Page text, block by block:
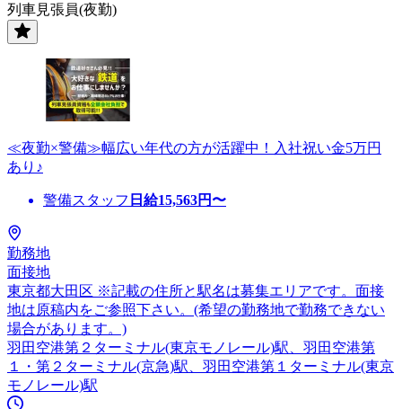
列車見張員(夜勤)
≪夜勤×警備≫幅広い年代の方が活躍中！入社祝い金5万円
あり♪
警備スタッフ 日給15,563円〜
勤務地
面接地
東京都大田区 ※記載の住所と駅名は募集エリアです。面接
地は原稿内をご参照下さい。(希望の勤務地で勤務できない
場合があります。)
羽田空港第２ターミナル(東京モノレール)駅、羽田空港第
１・第２ターミナル(京急)駅、羽田空港第１ターミナル(東京
モノレール)駅